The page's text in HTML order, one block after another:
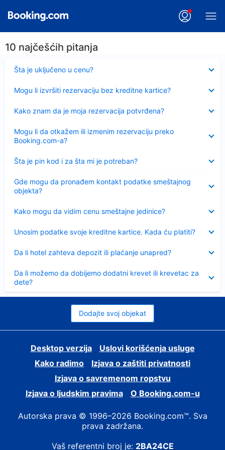
10 najčešćih pitanja
Šta je uključeno u cenu?
Sažeto
Mogu li izvršiti rezervaciju bez kreditne kartice?
Kako znam da je moja rezervacija potvrđena?
Mogu li da otkažem ili izmenim rezervaciju preko
Booking.com-a?
Šta je pin kod i za šta mi je potreban?
Sažeto
Gde mogu da pronađem kontakt podatke smeštajnog
objekta?
Kako mogu da vidim cenu smeštajne jedinice?
Unosim podatke svoje kreditne kartice. Kada ću platiti?
Da li hotel zahteva depozit ili plaćanje unapred?
Da li možemo da dobijemo dodatni krevet ili krevetac za
dete?
Dodajte svoj objekat
Desktop verzija
Uslovi korišćenja usluge
Kako radimo
Izjava o zaštiti privatnosti
Izjava o savremenom ropstvu
Izjava o ljudskim pravima
О Booking.com-u
Autorska prava © 1996–2026 Booking.com™. Sva
prava zadržana.
Vaš referentni broj je: 2BA24CE